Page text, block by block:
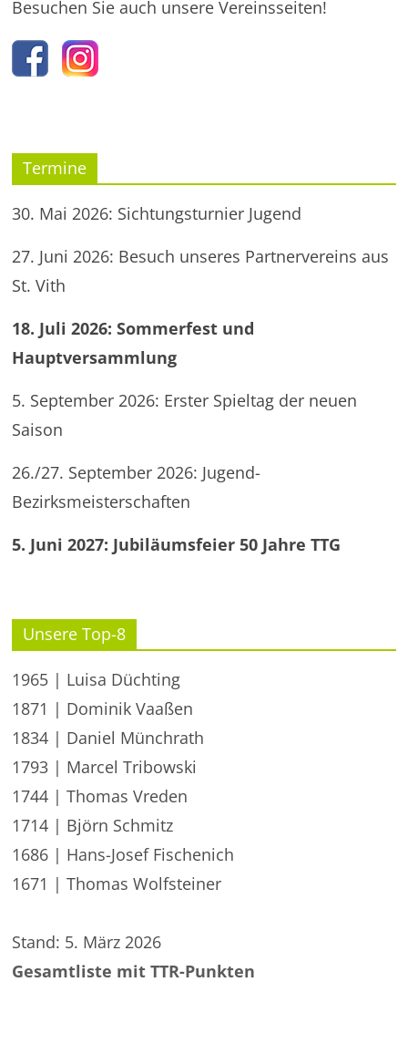
Besuchen Sie auch unsere Vereinsseiten!
Termine
30. Mai 2026: Sichtungsturnier Jugend
27. Juni 2026: Besuch unseres Partnervereins aus
St. Vith
18. Juli 2026: Sommerfest und
Hauptversammlung
5. September 2026: Erster Spieltag der neuen
Saison
26./27. September 2026: Jugend-
Bezirksmeisterschaften
5. Juni 2027: Jubiläumsfeier 50 Jahre TTG
Unsere Top-8
1965 | Luisa Düchting
1871 | Dominik Vaaßen
1834 | Daniel Münchrath
1793 | Marcel Tribowski
1744 | Thomas Vreden
1714 | Björn Schmitz
1686 | Hans-Josef Fischenich
1671 | Thomas Wolfsteiner
Stand: 5. März 2026
Gesamtliste mit TTR-Punkten